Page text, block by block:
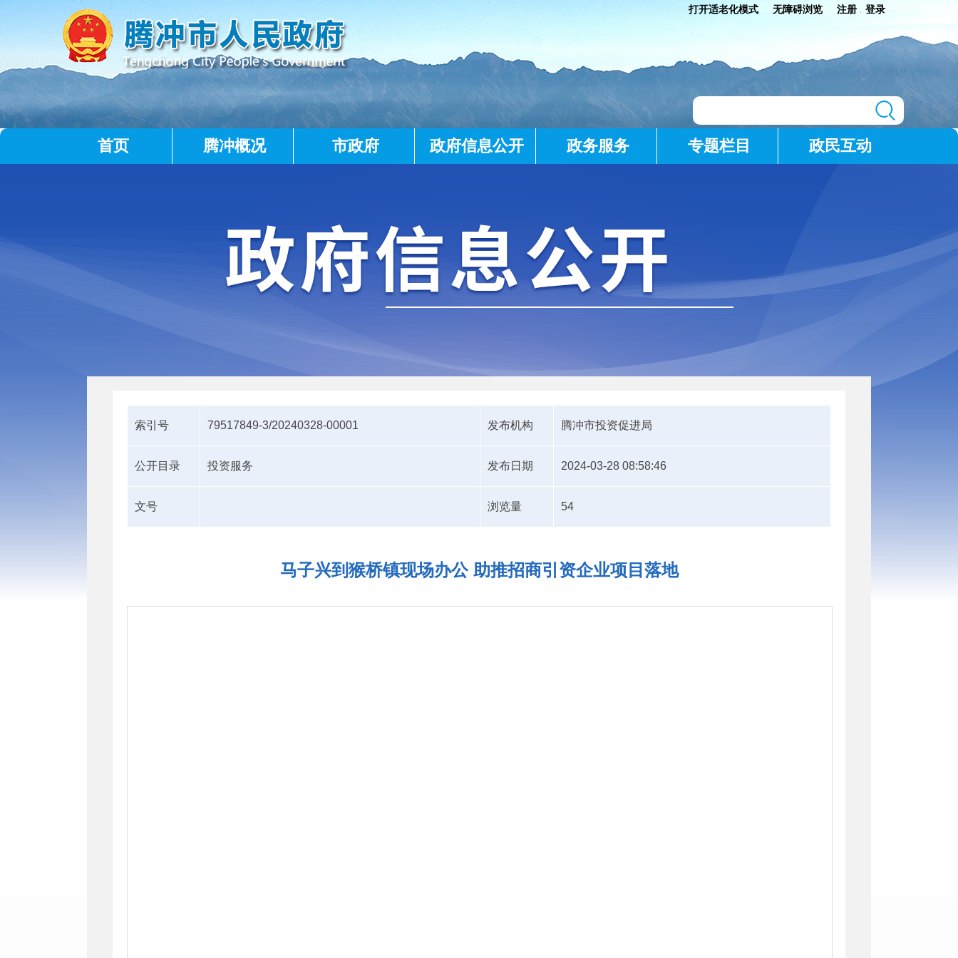
打开适老化模式 无障碍浏览 注册 登录
首页 腾冲概况 市政府 政府信息公开 政务服务 专题栏目 政民互动
索引号 79517849-3/20240328-00001 发布机构 腾冲市投资促进局
公开目录 投资服务 发布日期 2024-03-28 08:58:46
文号 浏览量 54
马子兴到猴桥镇现场办公 助推招商引资企业项目落地